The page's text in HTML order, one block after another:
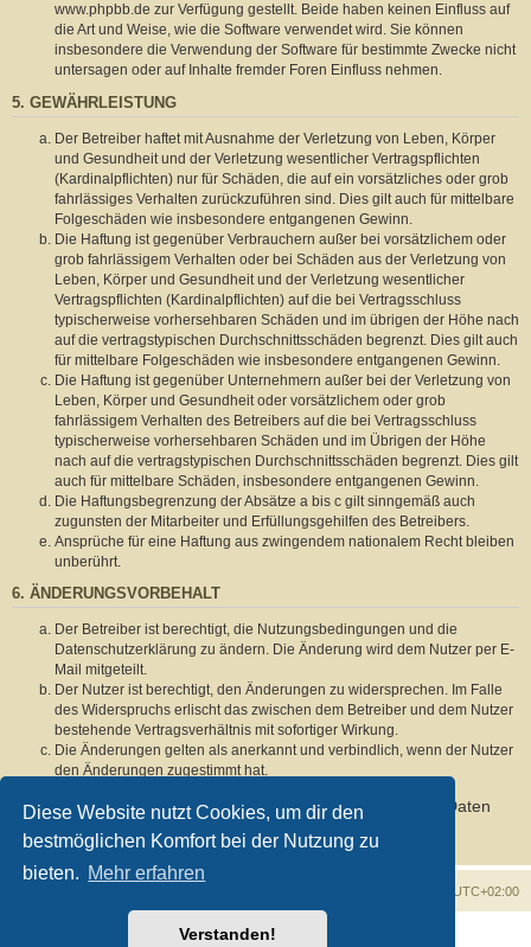
Diese Website nutzt Cookies, um dir den
bestmöglichen Komfort bei der Nutzung zu
bieten. Mehr erfahren
Verstanden!
www.phpbb.de zur Verfügung gestellt. Beide haben keinen Einfluss auf
die Art und Weise, wie die Software verwendet wird. Sie können
insbesondere die Verwendung der Software für bestimmte Zwecke nicht
untersagen oder auf Inhalte fremder Foren Einfluss nehmen.
5. GEWÄHRLEISTUNG
Der Betreiber haftet mit Ausnahme der Verletzung von Leben, Körper
und Gesundheit und der Verletzung wesentlicher Vertragspflichten
(Kardinalpflichten) nur für Schäden, die auf ein vorsätzliches oder grob
fahrlässiges Verhalten zurückzuführen sind. Dies gilt auch für mittelbare
Folgeschäden wie insbesondere entgangenen Gewinn.
Die Haftung ist gegenüber Verbrauchern außer bei vorsätzlichem oder
grob fahrlässigem Verhalten oder bei Schäden aus der Verletzung von
Leben, Körper und Gesundheit und der Verletzung wesentlicher
Vertragspflichten (Kardinalpflichten) auf die bei Vertragsschluss
typischerweise vorhersehbaren Schäden und im übrigen der Höhe nach
auf die vertragstypischen Durchschnittsschäden begrenzt. Dies gilt auch
für mittelbare Folgeschäden wie insbesondere entgangenen Gewinn.
Die Haftung ist gegenüber Unternehmern außer bei der Verletzung von
Leben, Körper und Gesundheit oder vorsätzlichem oder grob
fahrlässigem Verhalten des Betreibers auf die bei Vertragsschluss
typischerweise vorhersehbaren Schäden und im Übrigen der Höhe
nach auf die vertragstypischen Durchschnittsschäden begrenzt. Dies gilt
auch für mittelbare Schäden, insbesondere entgangenen Gewinn.
Die Haftungsbegrenzung der Absätze a bis c gilt sinngemäß auch
zugunsten der Mitarbeiter und Erfüllungsgehilfen des Betreibers.
Ansprüche für eine Haftung aus zwingendem nationalem Recht bleiben
unberührt.
6. ÄNDERUNGSVORBEHALT
Der Betreiber ist berechtigt, die Nutzungsbedingungen und die
Datenschutzerklärung zu ändern. Die Änderung wird dem Nutzer per E-
Mail mitgeteilt.
Der Nutzer ist berechtigt, den Änderungen zu widersprechen. Im Falle
des Widerspruchs erlischt das zwischen dem Betreiber und dem Nutzer
bestehende Vertragsverhältnis mit sofortiger Wirkung.
Die Änderungen gelten als anerkannt und verbindlich, wenn der Nutzer
den Änderungen zugestimmt hat.
Informationen über den Umgang mit deinen persönlichen Daten
sind in der Datenschutzerklärung enthalten.
UTC+02:00
Powered byphpBB® Forum Software © phpBB Limited